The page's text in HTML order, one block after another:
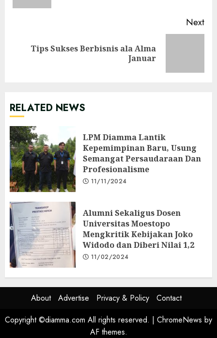
Next
NextTips Sukses Berbisnis ala Alma
Januar
RELATED NEWS
LPM Diamma Lantik
Kepemimpinan Baru, Usung
Semangat Persaudaraan Dan
Profesionalisme
11/11/2024
Alumni Sekaligus Dosen
Universitas Moestopo
Mengkritik Kebijakan Joko
Widodo dan Diberi Nilai 1,2
11/02/2024
About Advertise Privacy & Policy
Contact
Copyright ©diamma.com All rights reserved. | ChromeNews by
AF themes.